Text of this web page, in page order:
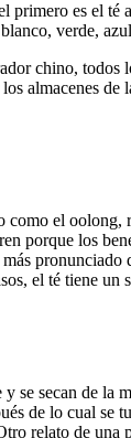
es el
verde,
chino,
almacenes
el
porque los
el té tiene
se secan de
de lo cual
relato de